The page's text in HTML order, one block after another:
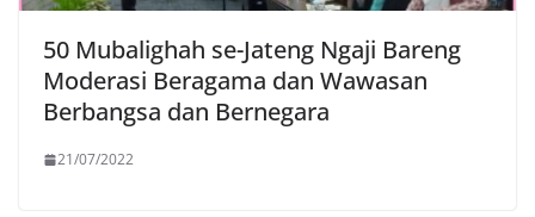
50 Mubalighah se-Jateng Ngaji Bareng
Moderasi Beragama dan Wawasan
Berbangsa dan Bernegara
21/07/2022